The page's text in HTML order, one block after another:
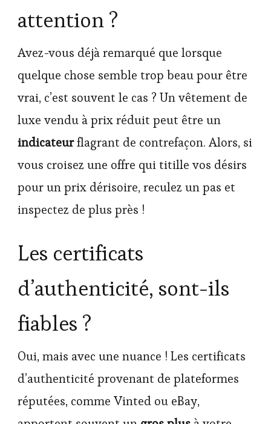
attention ?
Avez-vous déjà remarqué que lorsque
quelque chose semble trop beau pour être
vrai, c’est souvent le cas ? Un vêtement de
luxe vendu à prix réduit peut être un
indicateurflagrant de contrefaçon. Alors, si
vous croisez une offre qui titille vos désirs
pour un prix dérisoire, reculez un pas et
inspectez de plus près !
Les certificats
d’authenticité, sont-ils
fiables ?
Oui, mais avec une nuance ! Les certificats
d’authenticité provenant de plateformes
réputées, comme Vinted ou eBay,